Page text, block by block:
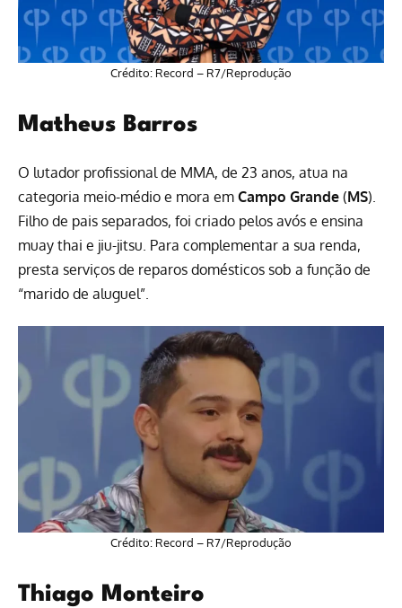
Crédito: Record – R7/Reprodução
Matheus Barros
O lutador profissional de MMA, de 23 anos, atua na
categoria meio-médio e mora em Campo Grande (MS).
Filho de pais separados, foi criado pelos avós e ensina
muay thai e jiu-jitsu. Para complementar a sua renda,
presta serviços de reparos domésticos sob a função de
“marido de aluguel”.
Crédito: Record – R7/Reprodução
Thiago Monteiro